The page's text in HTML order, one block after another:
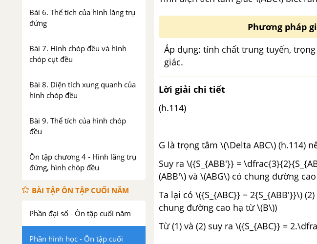
Bài 6. Thể tích của hình lăng trụ
đứng
Bài 7. Hình chóp đều và hình
chóp cụt đều
Bài 8. Diện tích xung quanh của
hình chóp đều
Bài 9. Thể tích của hình chóp
đều
Ôn tập chương 4 - Hình lăng trụ
đứng, hình chóp đều
BÀI TẬP ÔN TẬP CUỐI NĂM
Phần đại số - Ôn tập cuối năm
Phần hình học - Ôn tập cuối
Phương pháp
Áp dụng: tính chất trung tuyến,
giác.
Lời giải chi tiết
(h.114)
G là trọng tâm \(\Delta ABC\) (h.114)
Suy ra \({S_{ABB'}} =
(ABB'\) và \(ABG\) có chung đường
Ta lại có \({S_{ABC}} = 2{S_{ABB'}}\)
chung đường cao hạ từ \(B\))
Từ (1) và (2) suy ra \({S_{ABC}} =